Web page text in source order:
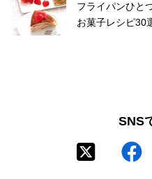
フライパンひと
お菓子レシピ30
SNS